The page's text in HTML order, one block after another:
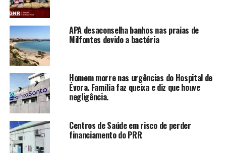
APA desaconselha banhos nas praias de
Milfontes devido a bactéria
Homem morre nas urgências do Hospital de
Évora. Família faz queixa e diz que houve
negligência.
Centros de Saúde em risco de perder
financiamento do PRR